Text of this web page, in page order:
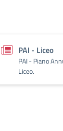
PAI - Liceo
PAI - Piano
Liceo.